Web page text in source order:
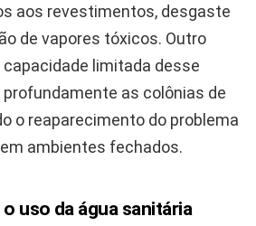
aos revestimentos, desgaste
de vapores tóxicos. Outro
limitada desse
as colônias de
o reaparecimento do problema
ambientes fechados.
uso da água sanitária